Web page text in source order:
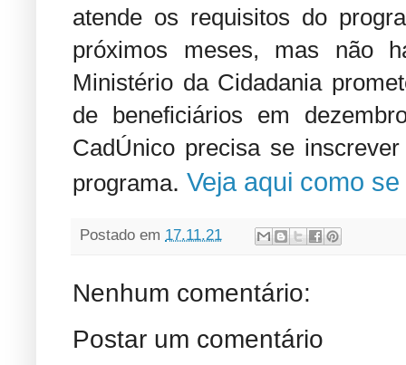
atende os requisitos do
próximos meses, mas não
Ministério da Cidadania
de beneficiários em
CadÚnico precisa se
programa. Veja aqui como
Postado em 17.11.21
Nenhum comentário:
Postar um comentário